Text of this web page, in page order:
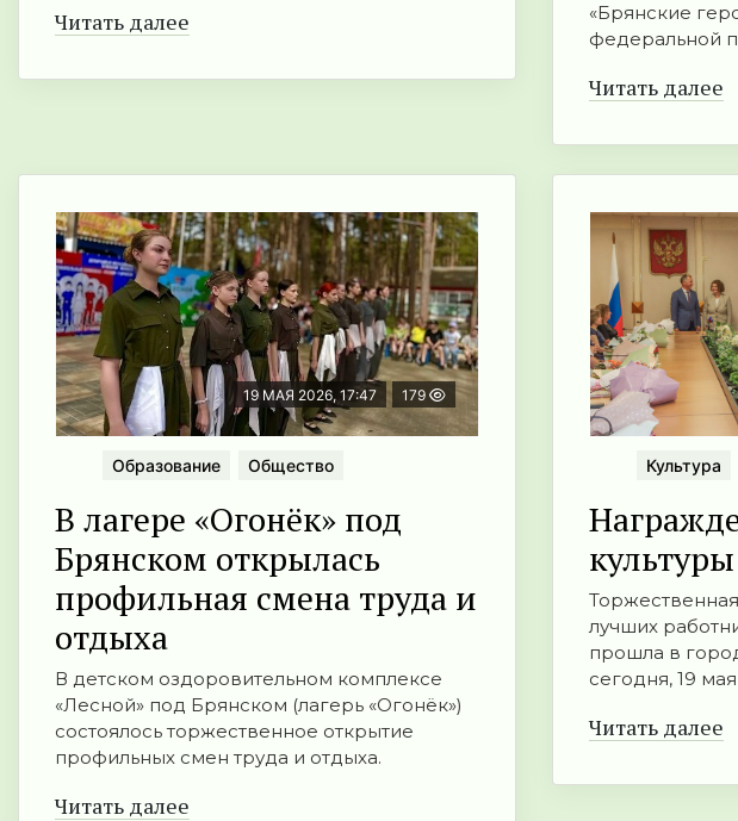
Читать далее
«Брянские
федеральной
Читать далее
19 МАЯ 2026, 17:47 179
Образование Общество
В лагере «Огонёк» под
Брянском открылась
профильная смена труда и
отдыха
В детском оздоровительном комплексе
«Лесной» под Брянском (лагерь «Огонёк»)
состоялось торжественное открытие
профильных смен труда и отдыха.
Читать далее
Культура
лучших
прошла в
сегодня, 19 мая
Читать далее